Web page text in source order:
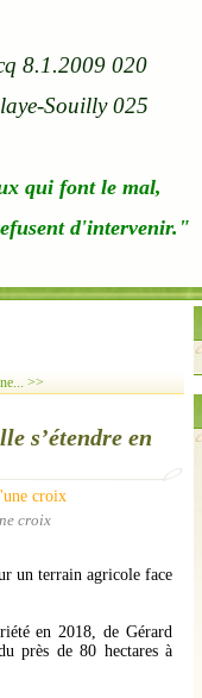
qui font le mal,
d'intervenir."
>>
s’étendre en
croix
un terrain agricole face
en 2018, de Gérard
près de 80 hectares à